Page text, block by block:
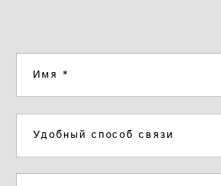
Имя *
Удобный способ связи